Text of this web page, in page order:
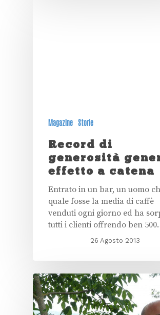
Magazine Storie
Record di
generosità
effetto a catena
Entrato in un bar, un uomo
quale fosse la media di caffè
venduti ogni giorno ed ha
tutti i clienti offrendo ben
26 Agosto 2013